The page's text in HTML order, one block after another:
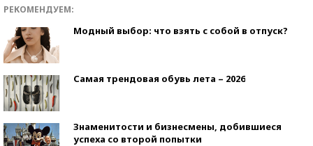
РЕКОМЕНДУЕМ:
Модный выбор: что взять с собой в отпуск?
Самая трендовая обувь лета – 2026
Знаменитости и бизнесмены, добившиеся
успеха со второй попытки